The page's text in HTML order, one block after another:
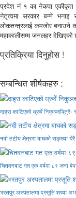
प्रदेश नं १ का नेकपा एकीकृत
नेतृत्वमा सरकार बन्ने भनाइ
लोकतन्त्रलाई कमजोर बनाउने
महाकालीसम्म जनलहर देखिएको
प्रतिक्रिया दिनुहोस !
सम्बन्धित शीर्षकहरु :
दाह्रा काटिएको ध्रुर्वे
नदी तटीय क्षेत्रमा बाघको सङ्ख्या धेरै
चितवनबाट गत एक वर्षमा ८९ जना
भरतपुर अस्पतालमा प्रसूति शय्या